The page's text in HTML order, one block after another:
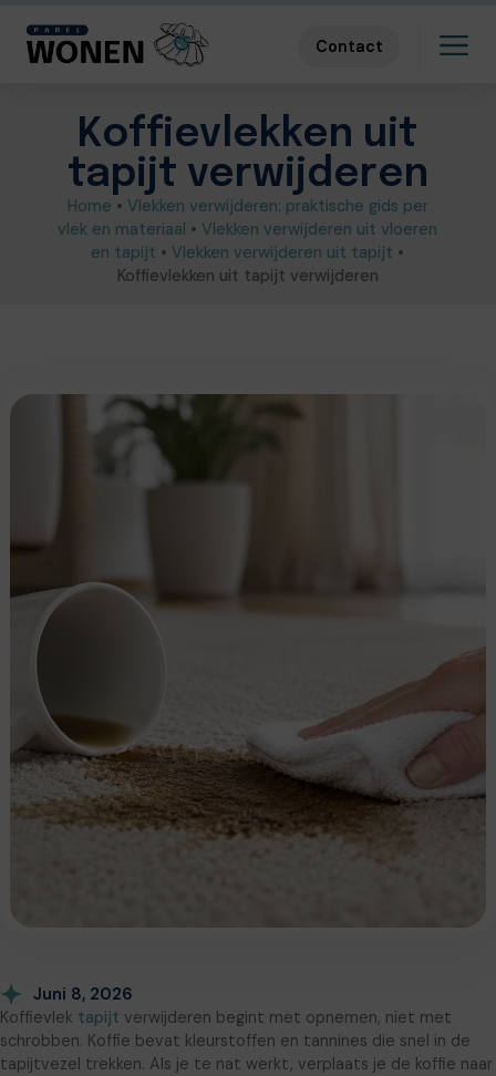
Contact
Koffievlekken uit
tapijt verwijderen
Home • Vlekken verwijderen: praktische gids per
vlek en materiaal • Vlekken verwijderen uit vloeren
en tapijt • Vlekken verwijderen uit tapijt •
Koffievlekken uit tapijt verwijderen
Juni 8, 2026
Koffievlek tapijt verwijderen begint met opnemen, niet met
schrobben. Koffie bevat kleurstoffen en tannines die snel in de
tapijtvezel trekken. Als je te nat werkt, verplaats je de koffie naar